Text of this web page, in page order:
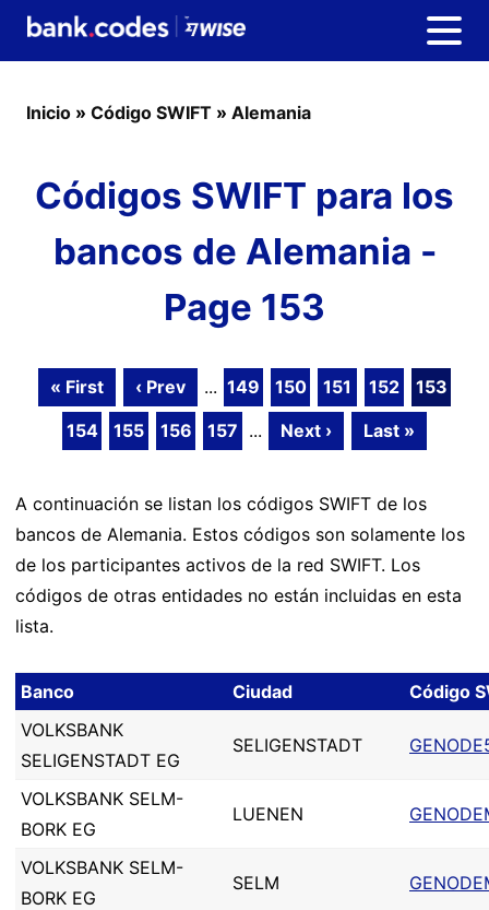
Inicio » Código SWIFT » Alemania
Códigos SWIFT para los
bancos de Alemania -
Page 153
« First ‹ Prev ... 149 150 151 152
153
154
155 156 157 ... Next › Last »
A continuación se listan los códigos SWIFT de los
bancos de Alemania. Estos códigos son solamente los
de los participantes activos de la red SWIFT. Los
códigos de otras entidades no están incluidas en esta
lista.
Banco Ciudad
Código
VOLKSBANK
SELIGENSTADT EG
SELIGENSTADT
VOLKSBANK SELM-
BORK EG
LUENEN
VOLKSBANK SELM-
BORK EG
SELM